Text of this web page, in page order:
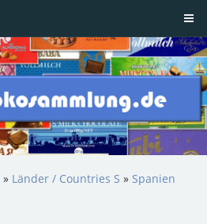
» Länder / Countries S » Spanien